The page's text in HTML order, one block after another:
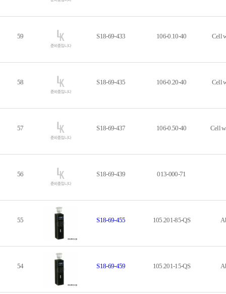
59 S18-69-433 106-0.10-40 Cell
58 S18-69-435 106-0.20-40 Cell
57 S18-69-437 106-0.50-40 Cell
56 S18-69-439 013-000-71
55 S18-69-455 105.201-85-QS
54 S18-69-459 105.201-15-QS